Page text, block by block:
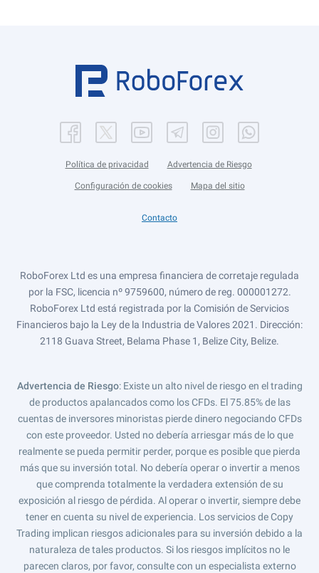
Política de privacidad Advertencia de Riesgo
Configuración de cookies Mapa del sitio
Contacto
RoboForex Ltd es una empresa financiera de corretaje regulada
por la FSC, licencia nº 9759600, número de reg. 000001272.
RoboForex Ltd está registrada por la Comisión de Servicios
Financieros bajo la Ley de la Industria de Valores 2021. Dirección:
2118 Guava Street, Belama Phase 1, Belize City, Belize.
Advertencia de Riesgo: Existe un alto nivel de riesgo en el trading
de productos apalancados como los CFDs. El 75.85% de las
cuentas de inversores minoristas pierde dinero negociando CFDs
con este proveedor. Usted no debería arriesgar más de lo que
realmente se pueda permitir perder, porque es posible que pierda
más que su inversión total. No debería operar o invertir a menos
que comprenda totalmente la verdadera extensión de su
exposición al riesgo de pérdida. Al operar o invertir, siempre debe
tener en cuenta su nivel de experiencia. Los servicios de Copy
Trading implican riesgos adicionales para su inversión debido a la
naturaleza de tales productos. Si los riesgos implícitos no le
parecen claros, por favor, consulte con un especialista externo